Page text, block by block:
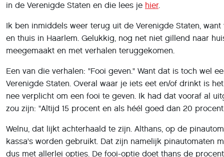
in de Verenigde Staten en die lees je hier.
Ik ben inmiddels weer terug uit de Verenigde Staten,
en thuis in Haarlem. Gelukkig, nog net niet gillend naar
meegemaakt en met verhalen teruggekomen.
Een van die verhalen: "Fooi geven." Want dat is toch wel
Verenigde Staten. Overal waar je iets eet en/of drinkt is
nee verplicht om een fooi te geven. Ik had dat vooraf al
zou zijn: "Altijd 15 procent en als héél goed dan 20
Welnu, dat lijkt achterhaald te zijn. Althans, op de
kassa's worden gebruikt. Dat zijn namelijk pinautomaten
dus met allerlei opties. De fooi-optie doet thans de